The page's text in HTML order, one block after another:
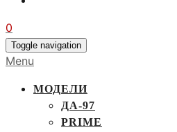
0
Toggle navigation
Menu
МОДЕЛИ
ДА-97
PRIME